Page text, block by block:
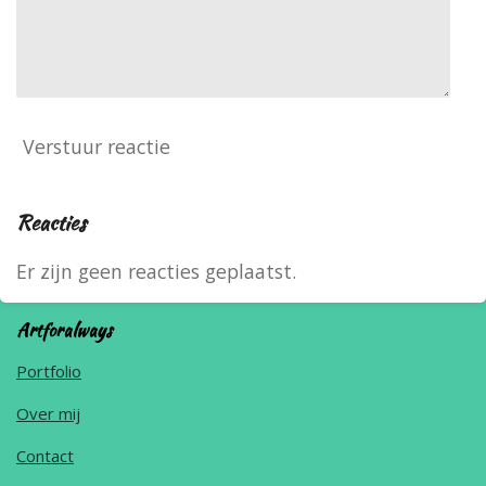
Verstuur reactie
Reacties
Er zijn geen reacties geplaatst.
Artforalways
Portfolio
Over mij
Contact